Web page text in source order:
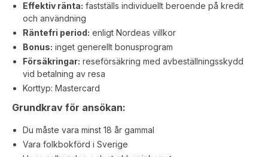
Effektiv ränta: fastställs individuellt beroende på kredit
och användning
Räntefri period: enligt Nordeas villkor
Bonus: inget generellt bonusprogram
Försäkringar: reseförsäkring med avbeställningsskydd
vid betalning av resa
Korttyp: Mastercard
Grundkrav för ansökan:
Du måste vara minst 18 år gammal
Vara folkbokförd i Sverige